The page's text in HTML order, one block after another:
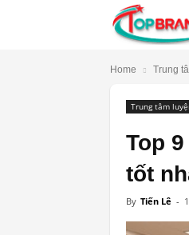
Home Trung
Trung tâm
Top
tốt
By Tiến Lê -